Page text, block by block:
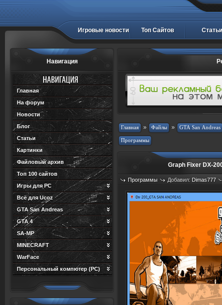
Игровые новости Топ Сайтов Статьи
Навигация
Главная
На форум
Новости
Блог
Статьи
Картинки
Файловый архив
Топ 100 сайтов
Игры для PC
Всё для Ucoz
GTA San Andreas
GTA 4
SA-MP
MINECRAFT
WarFace
Персональный компютер (PC)
» »
Graph Fixer DX-
Программы Добавил: Dimas777